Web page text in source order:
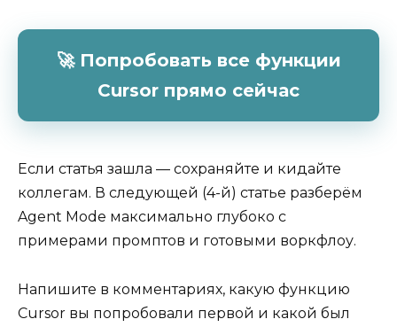
🚀 Попробовать все функции
Cursor прямо сейчас
Если статья зашла — сохраняйте и кидайте
коллегам. В следующей (4-й) статье разберём
Agent Mode максимально глубоко с
примерами промптов и готовыми воркфлоу.
Напишите в комментариях, какую функцию
Cursor вы попробовали первой и какой был